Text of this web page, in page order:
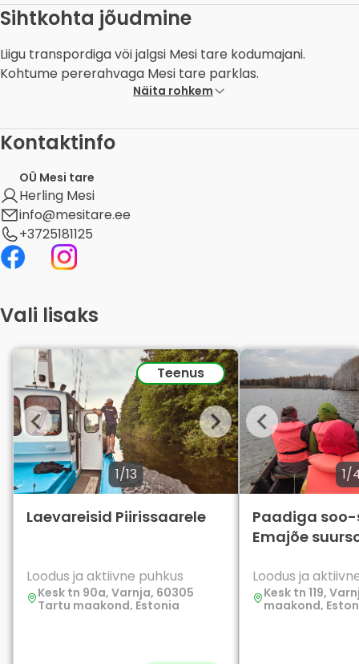
Sihtkohta jõudmine
Liigu transpordiga vöi jalgsi Mesi tare kodumajani.
Kohtume pererahvaga Mesi tare parklas.
Näita rohkem
Kontaktinfo
OÜ Mesi tare
Herling Mesi
info@mesitare.ee
+3725181125
Vali lisaks
1/13
Teenus
Laevareisid Piirissaarele
Loodus ja aktiivne puhkus
Kesk tn 90a, Varnja, 60305
Tartu maakond, Estonia
1/
Paadiga
Emajõe
Loodus ja
Kesk tn 119,
maakond,